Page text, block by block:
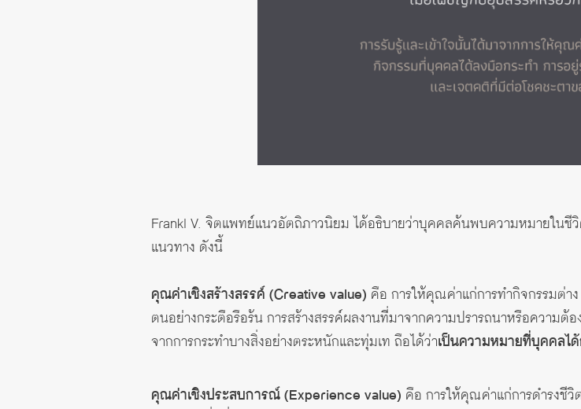
Frankl V. จิตแพทย์แนวอัตถิภาวนิยม ได้อธิบายว่าบุคคลค้นพบความหมายใน
แนวทาง ดังนี้
คุณค่าเชิงสร้างสรรค์ (Creative value) คือ การให้คุณค่าแก่การทำกิจกรรมต่า
ตนอย่างกระตือรือร้น การสร้างสรรค์ผลงานที่มาจากความปรารถนาหรือควา
จากการกระทำบางสิ่งอย่างตระหนักและทุ่มเท ถือได้ว่าเป็นความหมายที่บุคคลไ
คุณค่าเชิงประสบการณ์(Experience value) คือ การให้คุณค่าแก่การดำรงชี